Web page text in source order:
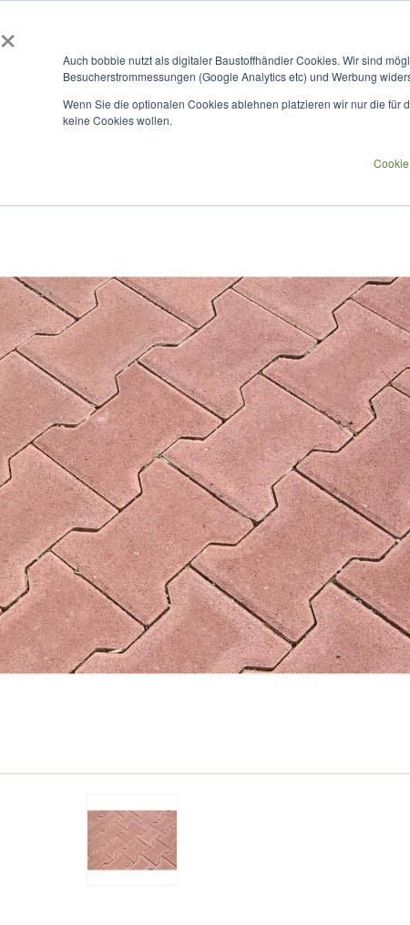
×
Auch bobbie nutzt als digitaler Baustoffhändler Cookies. Wir sind
Besucherstrommessungen (Google Analytics etc) und Werbung
Wenn Sie die optionalen Cookies ablehnen platzieren wir nur die für
keine Cookies wollen.
BOBBIEVERSUM